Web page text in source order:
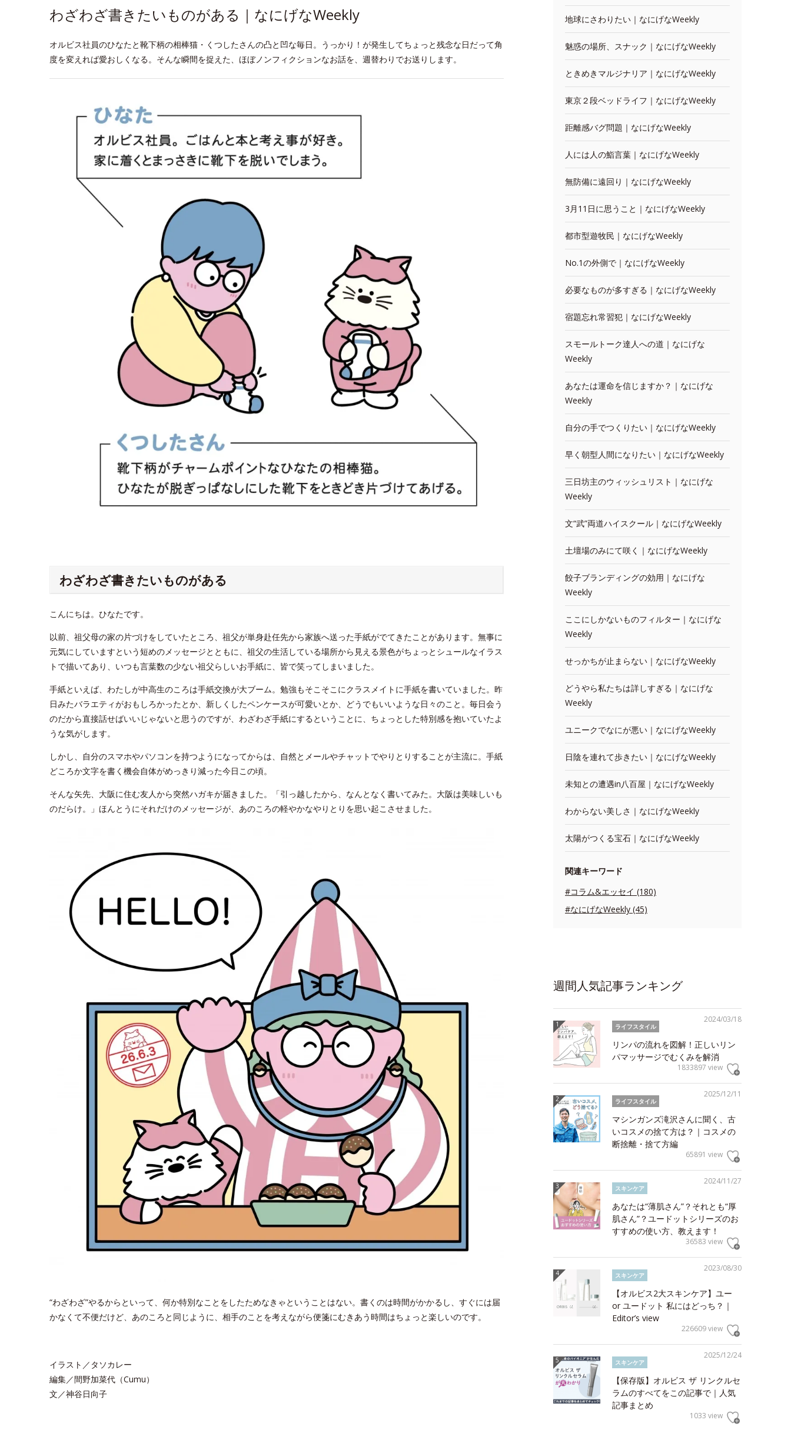
わざわざ書きたいものがある｜なにげなWeekly
オルビス社員のひなたと靴下柄の相棒猫・くつしたさんの凸と凹な毎日。うっかり！が発生してちょっと残念な日だって角
度を変えれば愛おしくなる。そんな瞬間を捉えた、ほぼノンフィクションなお話を、週替わりでお送りします。
わざわざ書きたいものがある
こんにちは。ひなたです。
以前、祖父母の家の片づけをしていたところ、祖父が単身赴任先から家族へ送った手紙がでてきたことがあります。無事に
元気にしていますという短めのメッセージとともに、祖父の生活している場所から見える景色がちょっとシュールなイラス
トで描いてあり、いつも言葉数の少ない祖父らしいお手紙に、皆で笑ってしまいました。
手紙といえば、わたしが中高生のころは手紙交換が大ブーム。勉強もそこそこにクラスメイトに手紙を書いていました。昨
日みたバラエティがおもしろかったとか、新しくしたペンケースが可愛いとか、どうでもいいような日々のこと。毎日会う
のだから直接話せばいいじゃないと思うのですが、わざわざ手紙にするということに、ちょっとした特別感を抱いていたよ
うな気がします。
しかし、自分のスマホやパソコンを持つようになってからは、自然とメールやチャットでやりとりすることが主流に。手紙
どころか文字を書く機会自体がめっきり減った今日この頃。
そんな矢先、大阪に住む友人から突然ハガキが届きました。「引っ越したから、なんとなく書いてみた。大阪は美味しいも
のだらけ。」ほんとうにそれだけのメッセージが、あのころの軽やかなやりとりを思い起こさせました。
“わざわざ”やるからといって、何か特別なことをしたためなきゃということはない。書くのは時間がかかるし、すぐには届
かなくて不便だけど、あのころと同じように、相手のことを考えながら便箋にむきあう時間はちょっと楽しいのです。
イラスト／タソカレー
編集／間野加菜代（Cumu）
文／神谷日向子
地球にさわりたい｜なにげなWeekly
魅惑の場所、スナック｜なにげなWeekly
ときめきマルジナリア｜なにげなWeekly
東京２段ベッドライフ｜なにげなWeekly
距離感バグ問題｜なにげなWeekly
人には人の鮨言葉｜なにげなWeekly
無防備に遠回り｜なにげなWeekly
3月11日に思うこと｜なにげなWeekly
都市型遊牧民｜なにげなWeekly
No.1の外側で｜なにげなWeekly
必要なものが多すぎる｜なにげなWeekly
宿題忘れ常習犯｜なにげなWeekly
スモールトーク達人への道｜なにげな
Weekly
あなたは運命を信じますか？｜なにげな
Weekly
自分の手でつくりたい｜なにげなWeekly
早く朝型人間になりたい｜なにげなWeekly
三日坊主のウィッシュリスト｜なにげな
Weekly
文“武”両道ハイスクール｜なにげなWeekly
土壇場のみにて咲く｜なにげなWeekly
餃子ブランディングの効用｜なにげな
Weekly
ここにしかないものフィルター｜なにげな
Weekly
せっかちが止まらない｜なにげなWeekly
どうやら私たちは詳しすぎる｜なにげな
Weekly
ユニークでなにが悪い｜なにげなWeekly
日陰を連れて歩きたい｜なにげなWeekly
未知との遭遇in八百屋｜なにげなWeekly
わからない美しさ｜なにげなWeekly
太陽がつくる宝石｜なにげなWeekly
関連キーワード
#コラム&エッセイ (180)
#なにげなWeekly (45)
週間人気記事ランキング
2024/03/18
ライフスタイル
リンパの流れを図解！正しいリン
パマッサージでむくみを解消
1833897 view
2025/12/11
ライフスタイル
マシンガンズ滝沢さんに聞く、古
いコスメの捨て方は？｜コスメの
断捨離・捨て方編
65891 view
2024/11/27
スキンケア
あなたは“薄肌さん”？それとも“厚
肌さん”？ユードットシリーズのお
すすめの使い方、教えます！
36583 view
2023/08/30
スキンケア
【オルビス2大スキンケア】ユー
or ユードット 私にはどっち？｜
Editor’s view
226609 view
2025/12/24
スキンケア
【保存版】オルビス ザ リンクルセ
ラムのすべてをこの記事で｜人気
記事まとめ
1033 view